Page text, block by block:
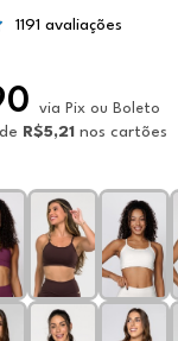
1191 avaliações
via Pix ou Boleto
de R$5,21 nos cartões